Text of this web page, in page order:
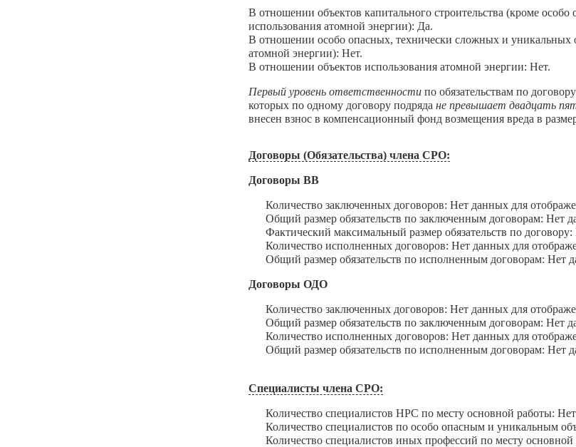
В отношении объектов капитального строительства (кроме
использования атомной энергии): Да.
В отношении особо опасных, технически сложных и уникальных
атомной энергии): Нет.
В отношении объектов использования атомной энергии: Нет.
Первый уровень ответственности по обязательствам по
которых по одному договору подрядане превышает двадцать
внесен взнос в компенсационный фонд возмещения вреда в
Договоры (Обязательства) члена СРО:
Договоры ВВ
Количество заключенных договоров: Нет данных для
Общий размер обязательств по заключенным договорам: Нет
Фактический максимальный размер обязательств по
Количество исполненных договоров: Нет данных для
Общий размер обязательств по исполненным договорам: Нет
Договоры ОДО
Количество заключенных договоров: Нет данных для
Общий размер обязательств по заключенным договорам: Нет
Количество исполненных договоров: Нет данных для
Общий размер обязательств по исполненным договорам: Нет
Специалисты члена СРО:
Количество специалистов НРС по месту основной работы:
Количество специалистов по особо опасным и уникальным
Количество специалистов иных профессий по месту